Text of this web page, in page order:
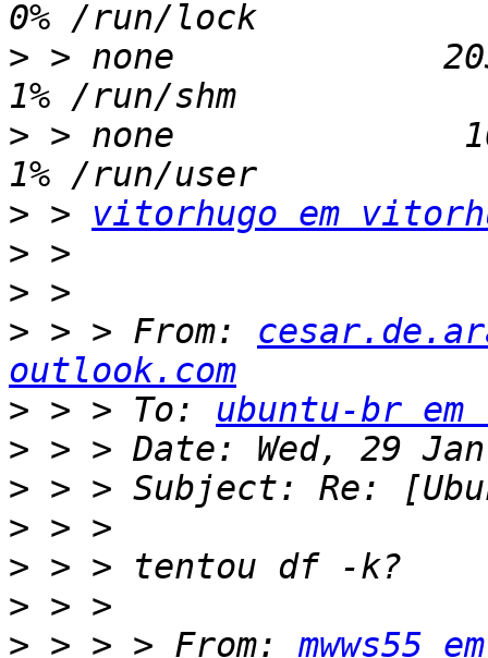
> > none
> > none
> > vitorhugo em
>
>
> > > From:
outlook.com
> > > To: ubuntu-br
>
>
>
>
>
> > > > From: mwws55